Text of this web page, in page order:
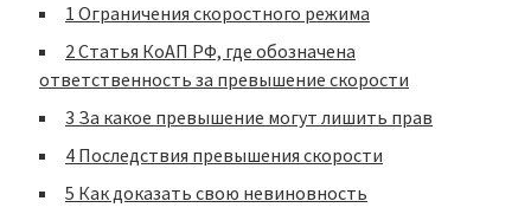
1 Ограничения скоростного режима
2Статья КоАП РФ, где обозначена
ответственность за превышение скорости
3 За какое превышение могут лишить прав
4 Последствия превышения скорости
5 Как доказать свою невиновность